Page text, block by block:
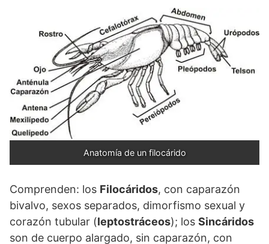
Anatomía de un filocárido
Comprenden: los Filocáridos, con caparazón
bivalvo, sexos separados, dimorfismo sexual y
corazón tubular (leptostráceos); los Sincáridos
son de cuerpo alargado, sin caparazón, con